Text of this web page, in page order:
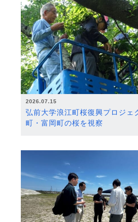
2026.07.15
弘前大学浪江町桜復興プロジ
町・富岡町の桜を視察